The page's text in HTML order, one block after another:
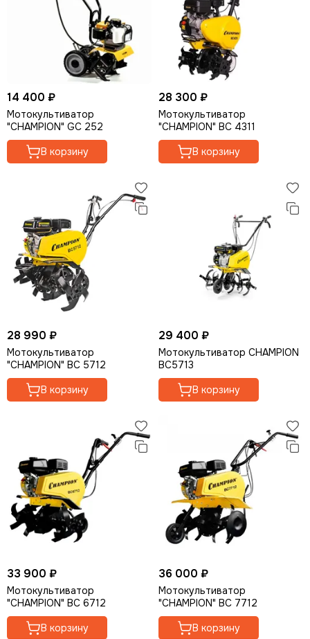
Опрыскиватели
Мотолебедки
Аккумуляторная садовая техника
Кормоизмельчители
14 400 ₽
Мотокультиватор
"CHAMPION" GC 252
В корзину
28 300 ₽
Мотокультиватор
"CHAMPION" BC 4311
В корзину
28 990 ₽
Мотокультиватор
"CHAMPION" BC 5712
В корзину
29 400 ₽
Мотокультиватор CHAMPION
ВC5713
В корзину
33 900 ₽
Мотокультиватор
"CHAMPION" BC 6712
В корзину
36 000 ₽
Мотокультиватор
"CHAMPION" BC 7712
В корзину